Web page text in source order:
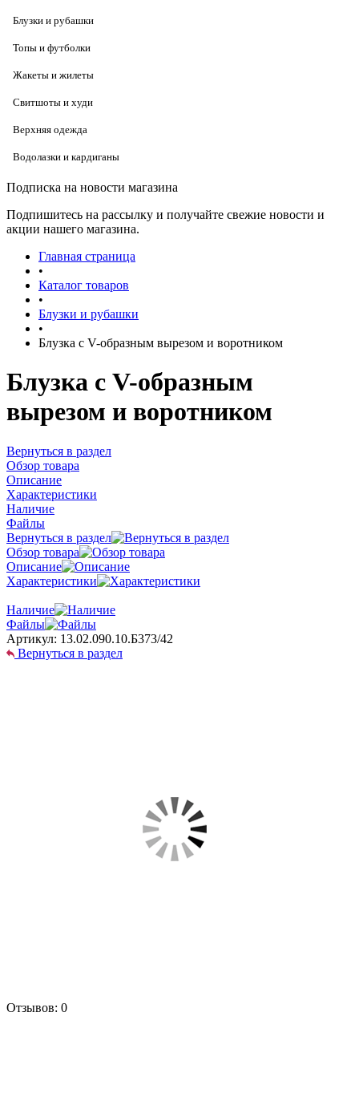
Блузки и рубашки
Топы и футболки
Жакеты и жилеты
Свитшоты и худи
Верхняя одежда
Водолазки и кардиганы
Подписка на новости магазина
Подпишитесь на рассылку и получайте свежие новости и
акции нашего магазина.
Главная страница
•
Каталог товаров
•
Блузки и рубашки
•
Блузка с V-образным вырезом и воротником
Блузка с V-образным
вырезом и воротником
Вернуться в раздел
Обзор товара
Описание
Характеристики
Наличие
Файлы
Вернуться в раздел
Обзор товара
Описание
Характеристики
Наличие
Файлы
Артикул: 13.02.090.10.Б373/42
Вернуться в раздел
Отзывов: 0